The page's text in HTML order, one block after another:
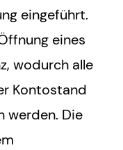
eingeführt.
eines
wodurch alle
Kontostand
werden. Die